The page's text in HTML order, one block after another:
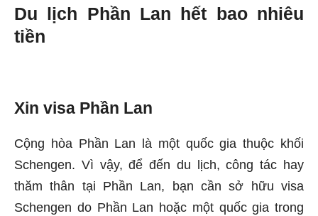
Du lịch Phần Lan hết bao nhiêu
tiền
Xin visa Phần Lan
Cộng hòa Phần Lan là một quốc gia thuộc khối
Schengen. Vì vậy, để đến du lịch, công tác hay
thăm thân tại Phần Lan, bạn cần sở hữu visa
Schengen do Phần Lan hoặc một quốc gia trong